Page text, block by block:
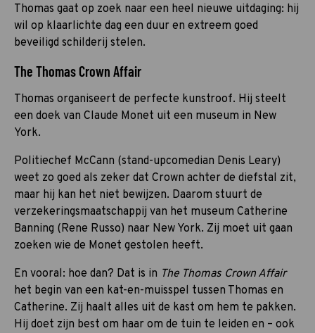
Thomas gaat op zoek naar een heel nieuwe uitdaging: hij
wil op klaarlichte dag een duur en extreem goed
beveiligd schilderij stelen.
The Thomas Crown Affair
Thomas organiseert de perfecte kunstroof. Hij steelt
een doek van Claude Monet uit een museum in New
York.
Politiechef McCann (stand-upcomedian Denis Leary)
weet zo goed als zeker dat Crown achter de diefstal zit,
maar hij kan het niet bewijzen. Daarom stuurt de
verzekeringsmaatschappij van het museum Catherine
Banning (Rene Russo) naar New York. Zij moet uit gaan
zoeken wie de Monet gestolen heeft.
En vooral: hoe dan? Dat is in The Thomas Crown Affair
het begin van een kat-en-muisspel tussen Thomas en
Catherine. Zij haalt alles uit de kast om hem te pakken.
Hij doet zijn best om haar om de tuin te leiden en – ook